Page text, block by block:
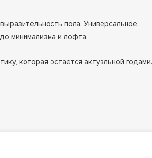
пола. Универсальное
минимализма и лофта.
которая остаётся актуальной годами.